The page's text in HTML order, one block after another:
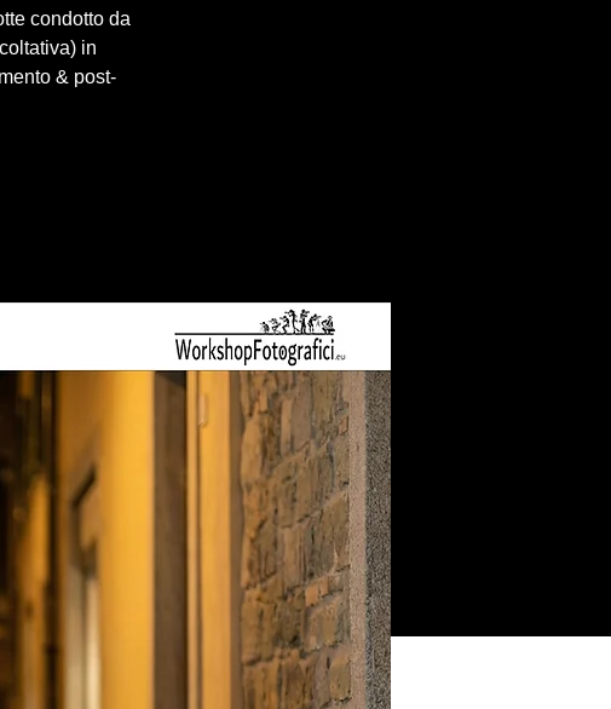
condotto da
in
& post-